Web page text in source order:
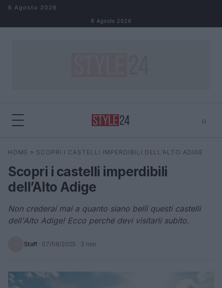
Salta al contenuto
8 Agosto 2026
8 Agosto 2026
⌕
Cerca ⌕ ×
HOME » SCOPRI I CASTELLI IMPERDIBILI DELL’ALTO ADIGE
Scopri i castelli imperdibili
dell’Alto Adige
Non crederai mai a quanto siano belli questi castelli
dell'Alto Adige! Ecco perché devi visitarli subito.
Staff · 07/08/2025 · 3 min